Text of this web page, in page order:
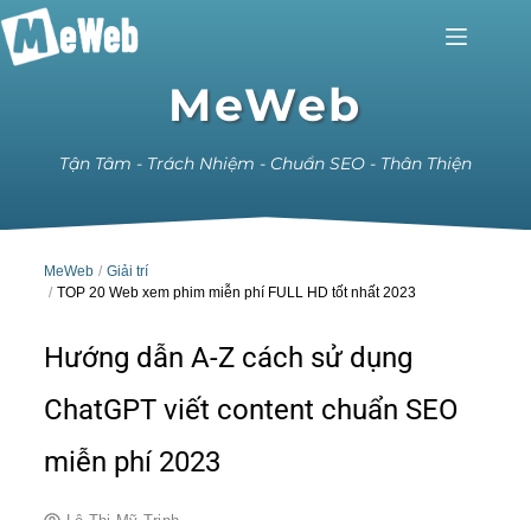
MeWeb
Tận Tâm - Trách Nhiệm - Chuẩn SEO - Thân Thiện
MeWeb
Giải trí
TOP 20 Web xem phim miễn phí FULL HD tốt nhất 2023
Hướng dẫn A-Z cách sử dụng
ChatGPT viết content chuẩn SEO
miễn phí 2023